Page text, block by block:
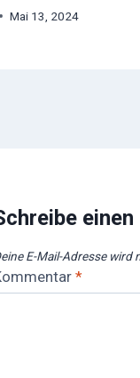
Mai 13, 2024
E-Mail-Adresse wird
*